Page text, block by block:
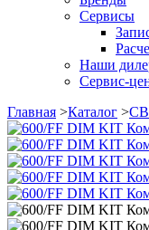
Сервисы
Наши
Сервис-
Главная >Каталог >